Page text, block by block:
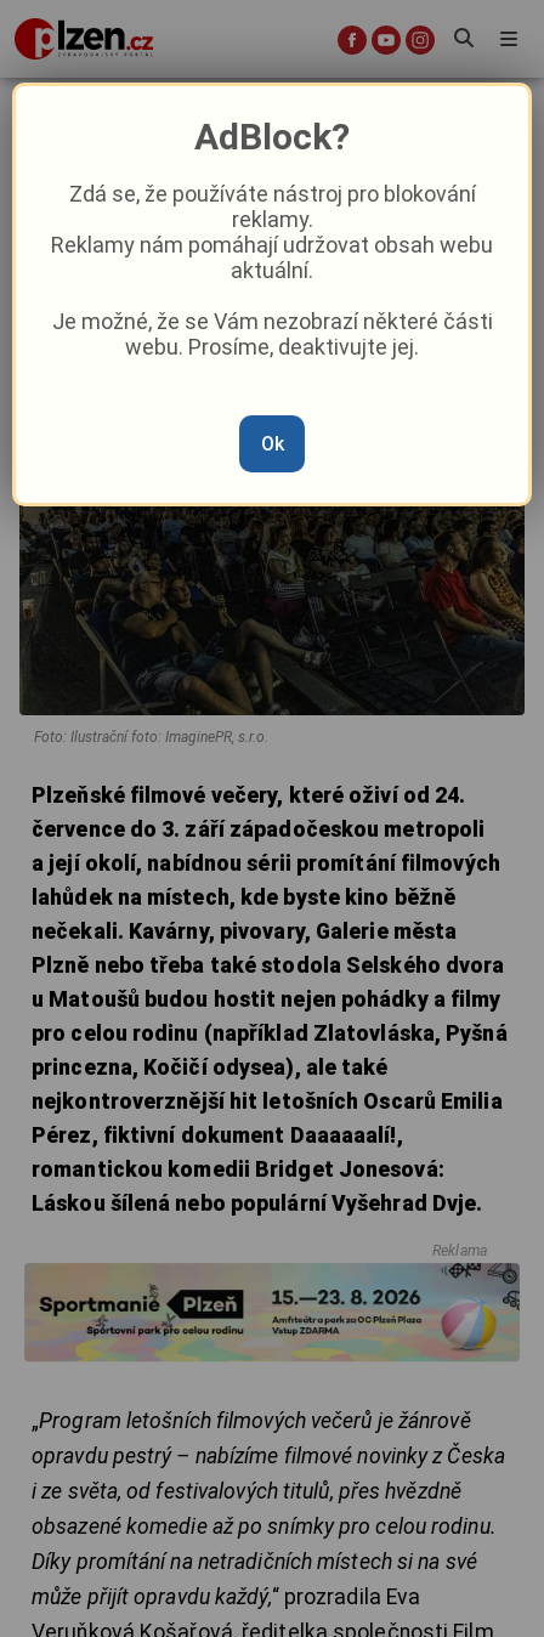
Plzeňské filmové večery 2025
přinesou letní kino do galerie,
stodoly, kaváren i pivovarů
Aktuality Kultura Z Plzně
Peggy Kýrová –20. 7. 2025 08:00
Foto: Ilustrační foto: ImaginePR, s.r.o.
Plzeňské filmové večery, které oživí od 24.
července do 3. září západočeskou metropoli
a její okolí, nabídnou sérii promítání filmových
lahůdek na místech, kde byste kino běžně
nečekali. Kavárny, pivovary, Galerie města
Plzně nebo třeba také stodola Selského dvora
u Matoušů budou hostit nejen pohádky a filmy
pro celou rodinu (například Zlatovláska, Pyšná
princezna, Kočičí odysea), ale také
nejkontroverznější hit letošních Oscarů Emilia
Pérez, fiktivní dokument Daaaaaalí!,
romantickou komedii Bridget Jonesová:
Láskou šílená nebo populární Vyšehrad Dvje.
Reklama
„Program letošních filmových večerů je žánrově
opravdu pestrý – nabízíme filmové novinky z Česka
i ze světa, od festivalových titulů, přes hvězdně
obsazené komedie až po snímky pro celou rodinu.
Díky promítání na netradičních místech si na své
může přijít opravdu každý,“ prozradila Eva
Veruňková Košařová, ředitelka společnosti Film
AdBlock?
Zdá se, že používáte nástroj pro blokování
reklamy.
Reklamy nám pomáhají udržovat obsah webu
aktuální.
Je možné, že se Vám nezobrazí některé části
webu. Prosíme, deaktivujte jej.
Ok